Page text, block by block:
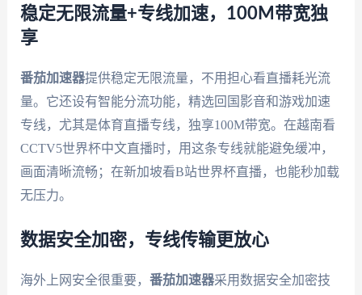
稳定无限流量+专线加速，100M带宽独
享
番茄加速器提供稳定无限流量，不用担心看直播耗光流
量。它还设有智能分流功能，精选回国影音和游戏加速
专线，尤其是体育直播专线，独享100M带宽。在越南看
CCTV5世界杯中文直播时，用这条专线就能避免缓冲，
画面清晰流畅；在新加坡看B站世界杯直播，也能秒加载
无压力。
数据安全加密，专线传输更放心
海外上网安全很重要， 番茄加速器采用数据安全加密技